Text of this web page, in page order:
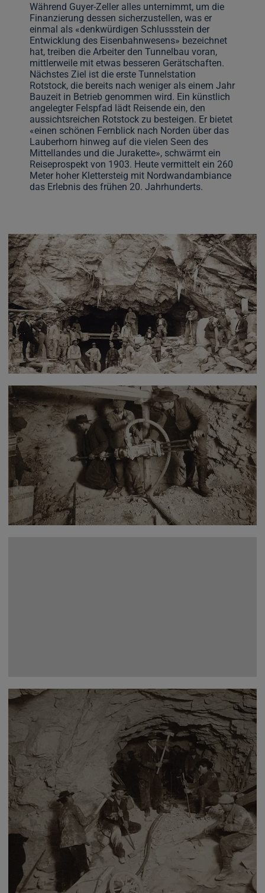
Während Guyer-Zeller alles unternimmt, um die
Finanzierung dessen sicherzustellen, was er
einmal als «denkwürdigen Schlussstein der
Entwicklung des Eisenbahnwesens» bezeichnet
hat, treiben die Arbeiter den Tunnelbau voran,
mittlerweile mit etwas besseren Gerätschaften.
Nächstes Ziel ist die erste Tunnelstation
Rotstock, die bereits nach weniger als einem Jahr
Bauzeit in Betrieb genommen wird. Ein künstlich
angelegter Felspfad lädt Reisende ein, den
aussichtsreichen Rotstock zu besteigen. Er bietet
«einen schönen Fernblick nach Norden über das
Lauberhorn hinweg auf die vielen Seen des
Mittellandes und die Jurakette», schwärmt ein
Reiseprospekt von 1903. Heute vermittelt ein 260
Meter hoher Klettersteig mit Nordwandambiance
das Erlebnis des frühen 20. Jahrhunderts.